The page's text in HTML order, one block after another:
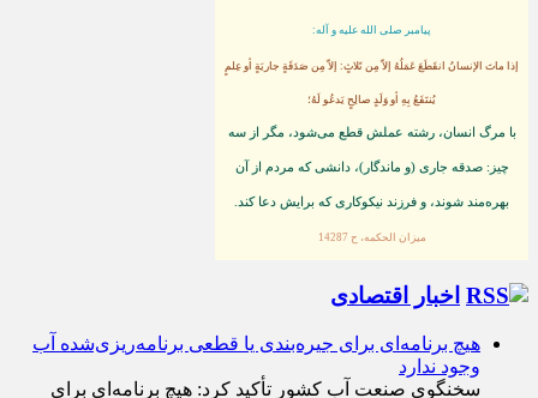
پيامبر صلى‏ الله‏ عليه ‏و‏ آله:
إذا ماتَ الإنسانُ انقَطَعَ عَمَلُهُ إلاّ مِن ثَلاثٍ: إلاّ مِن صَدَقَةٍ جاريَةٍ أو عِلمٍ
يُنتَفَعُ بِهِ أو وَلَدٍ صالِحٍ يَدعُو لَهُ؛
با مرگ انسان، رشته عملش قطع مى‌شود، مگر از سه
چيز: صدقه جارى (و ماندگار)، دانشى كه مردم از آن
بهره‏‌مند شوند، و فرزند نيكوكارى كه برايش دعا كند.
ميزان الحكمه، ح 14287
اخبار اقتصادی
هیچ برنامه‌ای برای جیره‌بندی یا قطعی برنامه‌ریزی‌شده آب
وجود ندارد
سخنگوی صنعت آب کشور تأکید کرد: هیچ برنامه‌ای برای